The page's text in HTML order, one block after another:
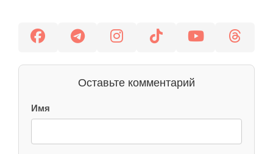
Оставьте комментарий
Имя